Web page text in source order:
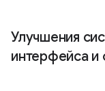
Улучшения
интерфейса